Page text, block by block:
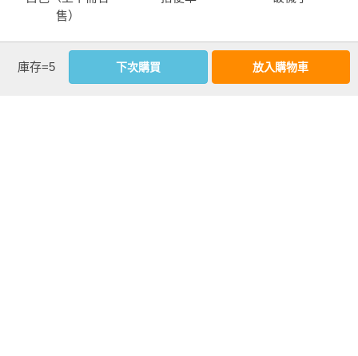
她聽了這話，菜刀「噹」地一聲掉在地上，狠瞪我一眼，
售）
more
庫存=5 下次購買 放入購物車